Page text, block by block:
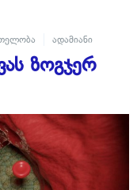
ადამიანი
ზოგჯერ